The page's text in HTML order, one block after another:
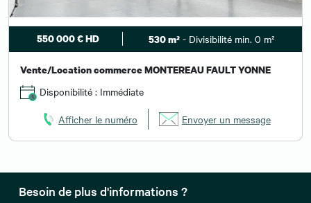
550 000 € HD 530 m²- Divisibilité min. 0 m²
Vente/Location commerce MONTEREAU FAULT YONNE
Disponibilité : Immédiate
Afficher le numéro Envoyer un message
Besoin de plus d'informations ?